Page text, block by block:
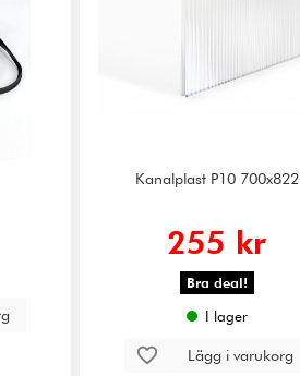
Kanalplast P10 700x822
255 kr
Bra deal!
I lager
Lägg i varukorg